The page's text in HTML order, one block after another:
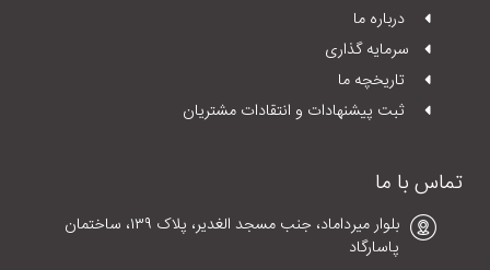
درباره ما
سرمایه گذاری
تاریخچه ما
ثبت پیشنهادات و انتقادات مشتریان
تماس با ما
بلوار میرداماد، جنب مسجد الغدیر، پلاک ١٣٩، ساختمان
پاسارگاد